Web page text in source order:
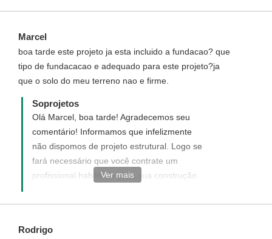
Marcel
boa tarde este projeto ja esta incluido a fundacao? que
tipo de fundacacao e adequado para este projeto?ja
que o solo do meu terreno nao e firme.
Soprojetos
Olá Marcel, boa tarde! Agradecemos seu
comentário! Informamos que infelizmente
não dispomos de projeto estrutural. Logo se
fará necessário que você contrate um
profissional habilitado para sua construção.
Ver mais
Rodrigo